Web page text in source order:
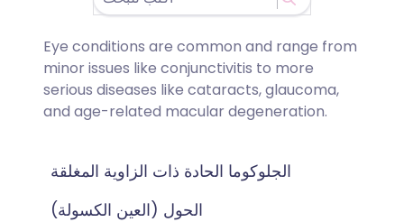
Eye conditions are common and range from
minor issues like conjunctivitis to more
serious diseases like cataracts, glaucoma,
and age-related macular degeneration.
الجلوكوما الحادة ذات الزاوية المغلقة
الحول (العين الكسولة)